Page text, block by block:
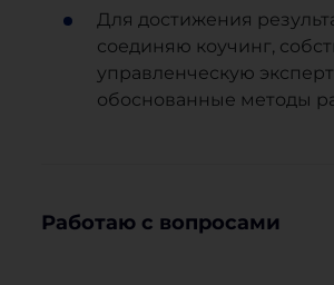
Для достижения
соединяю коучинг,
управленческую
обоснованные методы
Работаю с вопросами